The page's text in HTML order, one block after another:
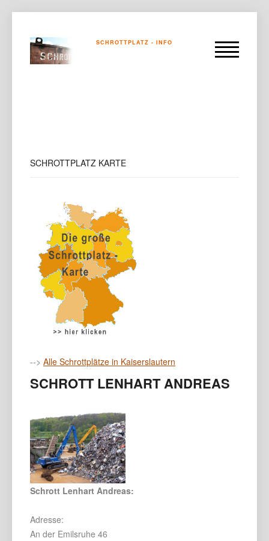
SCHROTTPLATZ - INFO
SCHROTTPLATZ KARTE
--> Alle Schrottplätze in Kaiserslautern
SCHROTT LENHART ANDREAS
Schrott Lenhart Andreas:
Adresse:
An der Emilsruhe 46